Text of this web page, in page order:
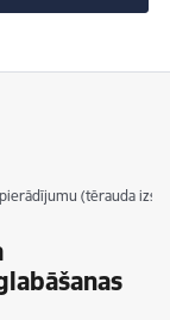
(tērauda